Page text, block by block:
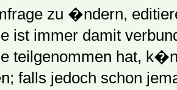
zu �ndern,
ist immer damit
teilgenommen hat,
falls jedoch schon